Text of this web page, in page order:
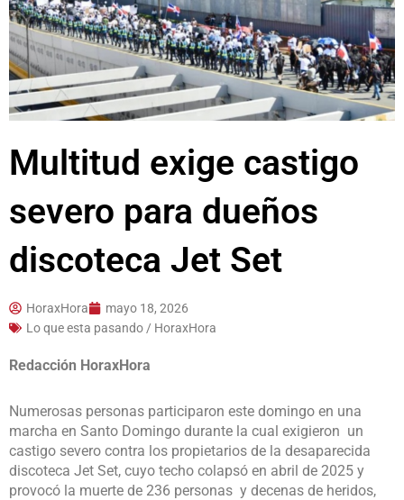
Multitud exige castigo
severo para dueños
discoteca Jet Set
HoraxHora
mayo 18, 2026
Lo que esta pasando / HoraxHora
Redacción HoraxHora
Numerosas personas participaron este domingo en una
marcha en Santo Domingo durante la cual exigieron un
castigo severo contra los propietarios de la desaparecida
discoteca Jet Set, cuyo techo colapsó en abril de 2025 y
provocó la muerte de 236 personas y decenas de heridos,